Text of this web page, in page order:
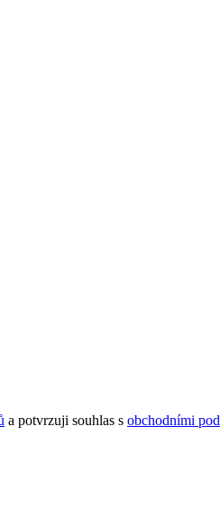
a potvrzuji souhlas s obchodními